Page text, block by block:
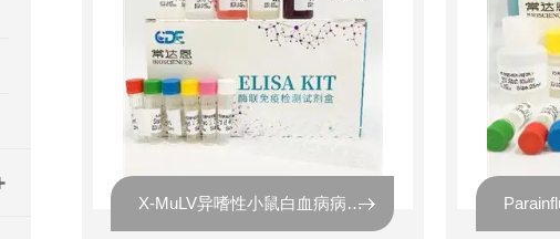
X-MuLV异嗜性小鼠白血病病毒探针法荧光定量RT-PCR试剂盒